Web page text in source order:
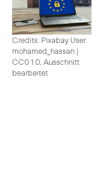
Credits: Pixabay User
mohamed_hassan |
CC0 1.0, Ausschnitt
bearbeitet